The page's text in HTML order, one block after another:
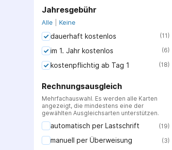
Jahresgebühr
Alle Keine
dauerhaft kostenlos (11 )
im 1. Jahr kostenlos (6)
kostenpflichtig ab Tag 1 (18)
Rechnungsausgleich
Mehrfachauswahl. Es werden alle Karten
angezeigt, die mindestens eine der
gewählten Ausgleichsarten unterstützen.
automatisch per Lastschrift (19)
manuell per Überweisung (3)